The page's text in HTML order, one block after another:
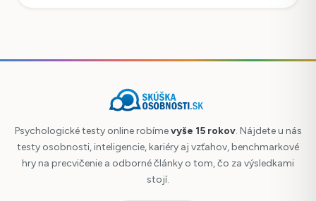
Psychologické testy online robímevyše 15 rokov. Nájdete u nás
testy osobnosti, inteligencie, kariéry aj vzťahov, benchmarkové
hry na precvičenie a odborné články o tom, čo za výsledkami
stojí.